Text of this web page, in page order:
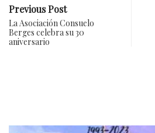
Previous Post
La Asociación Consuelo
Berges celebra su 30
aniversario